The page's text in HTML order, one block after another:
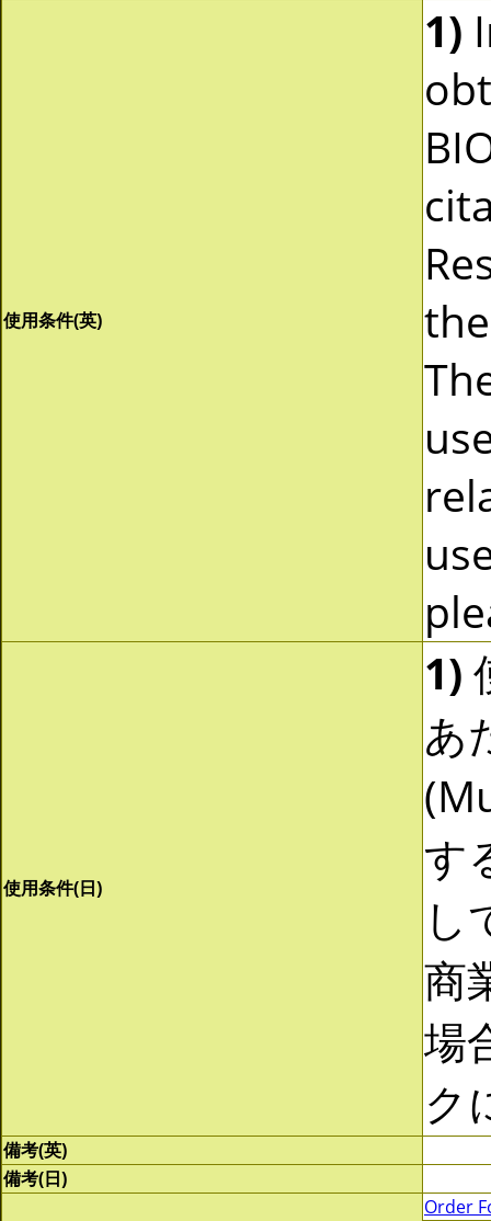
使用条件(英)
1)
使用条件(日)
1)
あ
す
し
商
場
ク
備考(英)
備考(日)
Order